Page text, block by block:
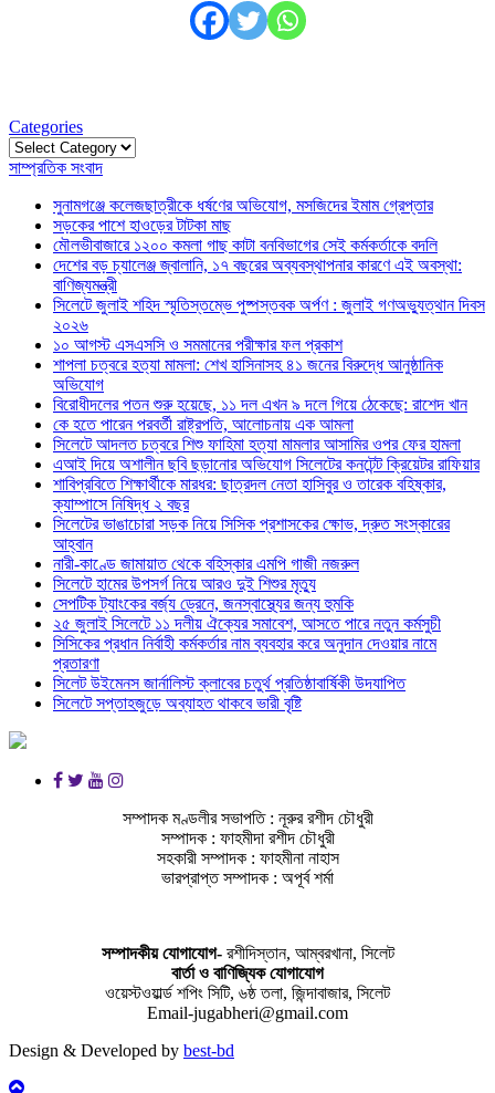
Categories
Categories
সাম্প্রতিক সংবাদ
সুনামগঞ্জে কলেজছাত্রীকে ধর্ষণের অভিযোগ, মসজিদের ইমাম গ্রেপ্তার
সড়কের পাশে হাওড়ের টাটকা মাছ
মৌলভীবাজারে ১২০০ কমলা গাছ কাটা বনবিভাগের সেই কর্মকর্তাকে বদলি
দেশের বড় চ্যালেঞ্জ জ্বালানি, ১৭ বছরের অব্যবস্থাপনার কারণে এই অবস্থা:
বাণিজ্যমন্ত্রী
সিলেটে জুলাই শহিদ স্মৃতিস্তম্ভে পুষ্পস্তবক অর্পণ : জুলাই গণঅভ্যুত্থান দিবস
২০২৬
১০ আগস্ট এসএসসি ও সমমানের পরীক্ষার ফল প্রকাশ
শাপলা চত্বরে হত্যা মামলা: শেখ হাসিনাসহ ৪১ জনের বিরুদ্ধে আনুষ্ঠানিক
অভিযোগ
বিরোধীদলের পতন শুরু হয়েছে, ১১ দল এখন ৯ দলে গিয়ে ঠেকেছে: রাশেদ খান
কে হতে পারেন পরবর্তী রাষ্ট্রপতি, আলোচনায় এক আমলা
সিলেটে আদলত চত্বরে শিশু ফাহিমা হত্যা মামলার আসামির ওপর ফের হামলা
এআই দিয়ে অশালীন ছবি ছড়ানোর অভিযোগ সিলেটের কনটেন্ট ক্রিয়েটর রাফিয়ার
শাবিপ্রবিতে শিক্ষার্থীকে মারধর: ছাত্রদল নেতা হাসিবুর ও তারেক বহিষ্কার,
ক্যাম্পাসে নিষিদ্ধ ২ বছর
সিলেটের ভাঙাচোরা সড়ক নিয়ে সিসিক প্রশাসকের ক্ষোভ, দ্রুত সংস্কারের
আহ্বান
নারী-কাণ্ডে জামায়াত থেকে বহিস্কার এমপি গাজী নজরুল
সিলেটে হামের উপসর্গ নিয়ে আরও দুই শিশুর মৃত্যু
সেপটিক ট্যাংকের বর্জ্য ড্রেনে, জনস্বাস্থ্যের জন্য হুমকি
২৫ জুলাই সিলেটে ১১ দলীয় ঐক্যের সমাবেশ, আসতে পারে নতুন কর্মসুচী
সিসিকের প্রধান নির্বাহী কর্মকর্তার নাম ব্যবহার করে অনুদান দেওয়ার নামে
প্রতারণা
সিলেট উইমেনস জার্নালিস্ট ক্লাবের চতুর্থ প্রতিষ্ঠাবার্ষিকী উদযাপিত
সিলেটে সপ্তাহজুড়ে অব্যাহত থাকবে ভারী বৃষ্টি
সম্পাদক মণ্ডলীর সভাপতি : নূরুর রশীদ চৌধুরী
সম্পাদক : ফাহমীদা রশীদ চৌধুরী
সহকারী সম্পাদক : ফাহমীনা নাহাস
ভারপ্রাপ্ত সম্পাদক : অপূর্ব শর্মা
সম্পাদকীয় যােগাযোগ-রশীদিস্তান, আম্বরখানা, সিলেট
বার্তা ও বাণিজ্যিক যোগাযােগ
ওয়েস্টওয়ার্ল্ড শপিং সিটি, ৬ষ্ঠ তলা, জিন্দাবাজার, সিলেট
Email-jugabheri@gmail.com
Design & Developed by best-bd